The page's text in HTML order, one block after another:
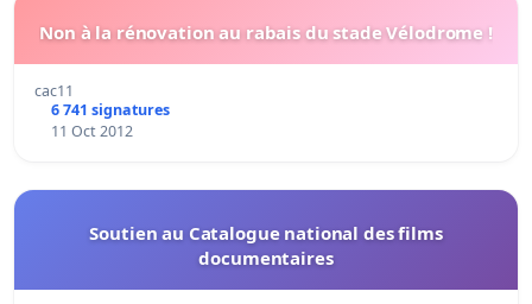
Non à la rénovation au rabais du stade Vélodrome !
cac11
6 741 signatures
11 Oct 2012
Soutien au Catalogue national des films
documentaires